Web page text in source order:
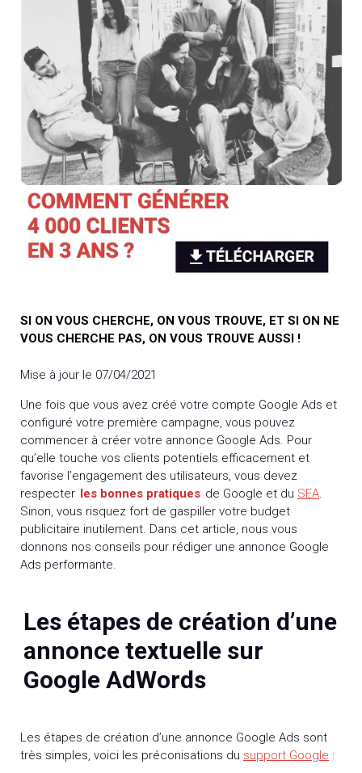
SI ON VOUS CHERCHE, ON VOUS TROUVE, ET SI ON NE
VOUS CHERCHE PAS, ON VOUS TROUVE AUSSI !
Mise à jour le 07/04/2021
Une fois que vous avez créé votre compte Google Ads et
configuré votre première campagne, vous pouvez
commencer à créer votre annonce Google Ads. Pour
qu’elle touche vos clients potentiels efficacement et
favorise l’engagement des utilisateurs, vous devez
respecter les bonnes pratiques de Google et du SEA.
Sinon, vous risquez fort de gaspiller votre budget
publicitaire inutilement. Dans cet article, nous vous
donnons nos conseils pour rédiger une annonce Google
Ads performante.
Les étapes de création d’une
annonce textuelle sur
Google AdWords
Les étapes de création d’une annonce Google Ads sont
très simples, voici les préconisations du support Google :